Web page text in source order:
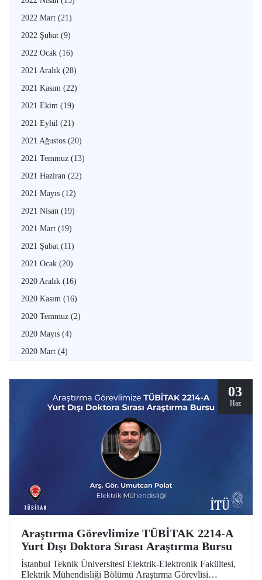
2022 Mart (21)
2022 Şubat (9)
2022 Ocak (16)
2021 Aralık (28)
2021 Kasım (22)
2021 Ekim (19)
2021 Eylül (21)
2021 Ağustos (20)
2021 Temmuz (13)
2021 Haziran (22)
2021 Mayıs (12)
2021 Nisan (19)
2021 Mart (19)
2021 Şubat (11)
2021 Ocak (20)
2020 Aralık (16)
2020 Kasım (16)
2020 Temmuz (2)
2020 Mayıs (4)
2020 Mart (4)
03
Haz
Araştırma Görevlimize TÜBİTAK 2214-A
Yurt Dışı Doktora Sırası Araştırma Bursu
İstanbul Teknik Üniversitesi Elektrik-Elektronik Fakültesi,
Elektrik Mühendisliği Bölümü Araştırma Görevlisi